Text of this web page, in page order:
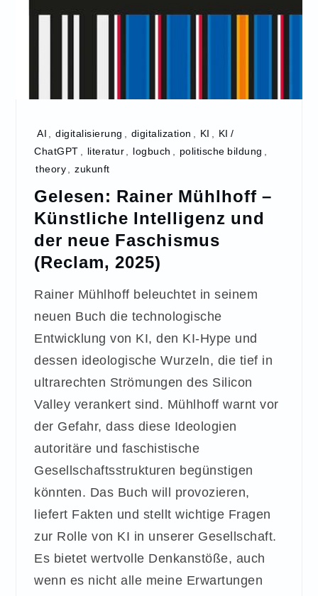
AI , digitalisierung , digitalization , KI , KI /
ChatGPT , literatur, logbuch , politische bildung ,
theory, zukunft
Gelesen: Rainer Mühlhoff –
Künstliche Intelligenz und
der neue Faschismus
(Reclam, 2025)
Rainer Mühlhoff beleuchtet in seinem
neuen Buch die technologische
Entwicklung von KI, den KI-Hype und
dessen ideologische Wurzeln, die tief in
ultrarechten Strömungen des Silicon
Valley verankert sind. Mühlhoff warnt vor
der Gefahr, dass diese Ideologien
autoritäre und faschistische
Gesellschaftsstrukturen begünstigen
könnten. Das Buch will provozieren,
liefert Fakten und stellt wichtige Fragen
zur Rolle von KI in unserer Gesellschaft.
Es bietet wertvolle Denkanstöße, auch
wenn es nicht alle meine Erwartungen